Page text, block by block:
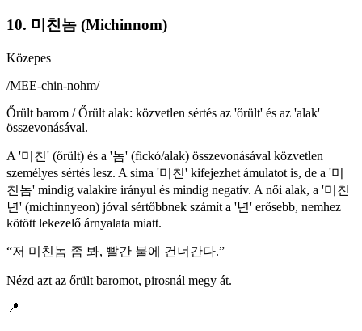
10. 미친놈 (Michinnom)
Közepes
/MEE-chin-nohm/
Őrült barom / Őrült alak: közvetlen sértés az 'őrült' és az 'alak'
összevonásával.
A '미친' (őrült) és a '놈' (fickó/alak) összevonásával közvetlen
személyes sértés lesz. A sima '미친' kifejezhet ámulatot is, de a '미
친놈' mindig valakire irányul és mindig negatív. A női alak, a '미친
년' (michinnyeon) jóval sértőbbnek számít a '년' erősebb, nemhez
kötött lekezelő árnyalata miatt.
“저 미친놈 좀 봐, 빨간 불에 건너간다.”
Nézd azt az őrült baromot, pirosnál megy át.
📍